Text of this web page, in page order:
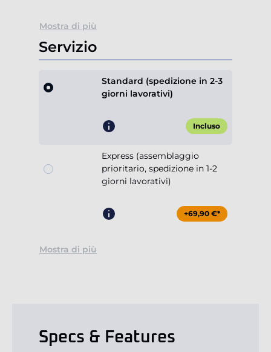
Mostra di più
Servizio
Standard (spedizione in 2-3
giorni lavorativi)
Incluso
Express (assemblaggio
prioritario, spedizione in 1-2
giorni lavorativi)
+69,90 €*
Mostra di più
Specs & Features